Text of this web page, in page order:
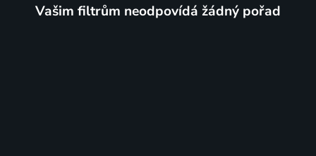
Vašim filtrům neodpovídá žádný pořad